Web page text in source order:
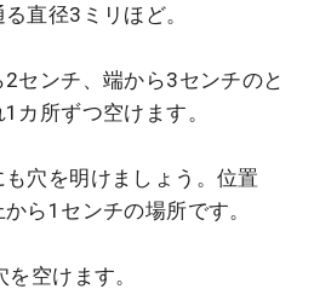
直径3ミリほど。
センチ、端から3センチのと
カ所ずつ空けます。
穴を明けましょう。位置
ら1センチの場所です。
空けます。